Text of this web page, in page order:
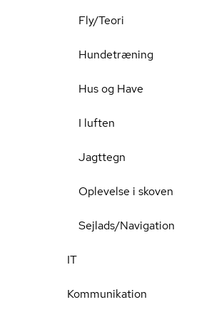
Fly/Teori
Hundetræning
Hus og Have
I luften
Jagttegn
Oplevelse i skoven
Sejlads/Navigation
IT
Kommunikation